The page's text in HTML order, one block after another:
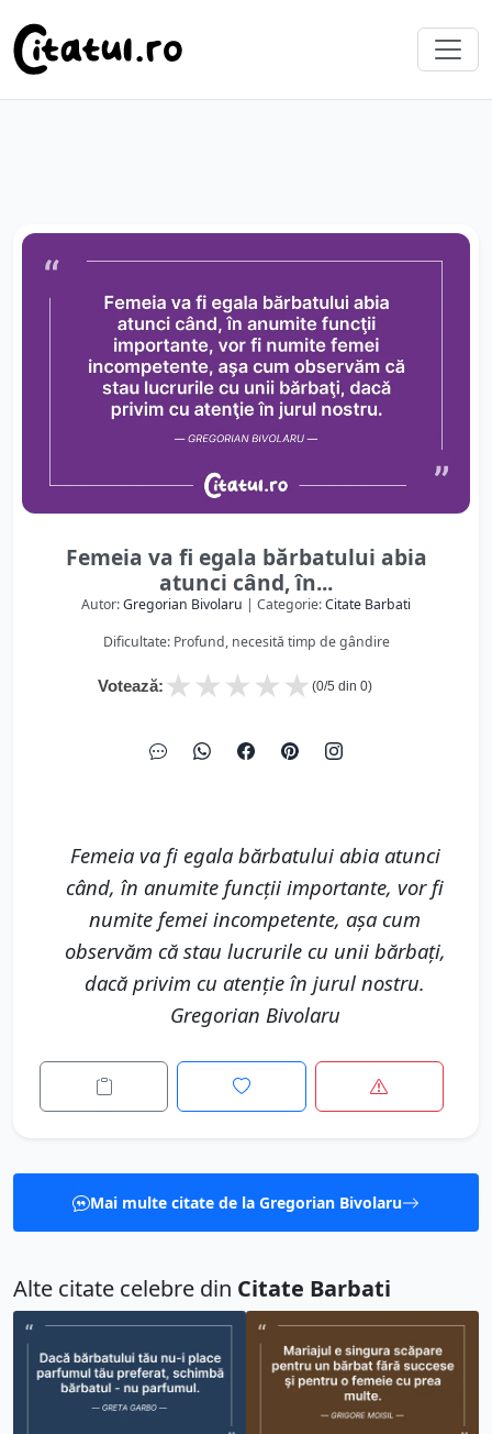
Femeia va fi egala bărbatului abia
atunci când, în...
Autor:Gregorian Bivolaru | Categorie:Citate Barbati
Dificultate: Profund, necesită timp de gândire
Votează: ★
★
★
★
★ (0/5 din 0)
Femeia va fi egala bărbatului abia atunci
când, în anumite funcţii importante, vor fi
numite femei incompetente, aşa cum
observăm că stau lucrurile cu unii bărbaţi,
dacă privim cu atenţie în jurul nostru.
Gregorian Bivolaru
Mai multe citate de la Gregorian Bivolaru
Alte citate celebre din Citate Barbati